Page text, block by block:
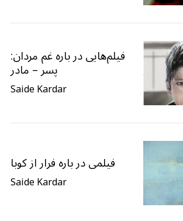
فیلم‌هایی‌ در باره غم مردان:
پسر – مادر
Saide Kardar
فیلمی در باره فرار از کوبا
Saide Kardar